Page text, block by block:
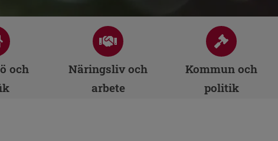
och
Näringsliv och
arbete
Kommun och
politik